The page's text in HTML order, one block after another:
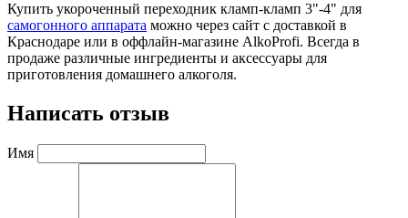
Купить укороченный переходник кламп-кламп 3"-4" для
самогонного аппарата можно через сайт с доставкой в
Краснодаре или в оффлайн-магазине AlkoProfi. Всегда в
продаже различные ингредиенты и аксессуары для
приготовления домашнего алкоголя.
Написать отзыв
Имя